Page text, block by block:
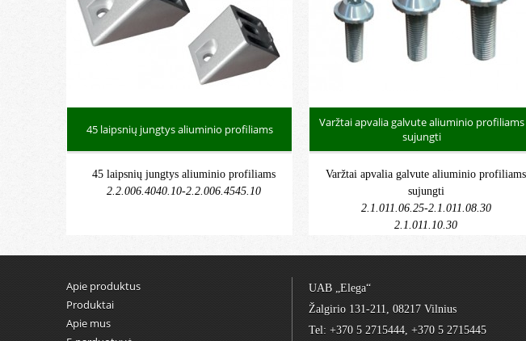
45 laipsnių jungtys aliuminio profiliams
45 laipsnių jungtys aliuminio profiliams
2.2.006.4040.10-2.2.006.4545.10
Varžtai apvalia galvute aliuminio profiliams
sujungti
Varžtai apvalia galvute aliuminio profiliams
sujungti
2.1.011.06.25-2.1.011.08.30
2.1.011.10.30
Apie produktus
Produktai
Apie mus
UAB „Elega“
Žalgirio 131-211, 08217 Vilnius
Tel: +370 5 2715444, +370 5 2715445